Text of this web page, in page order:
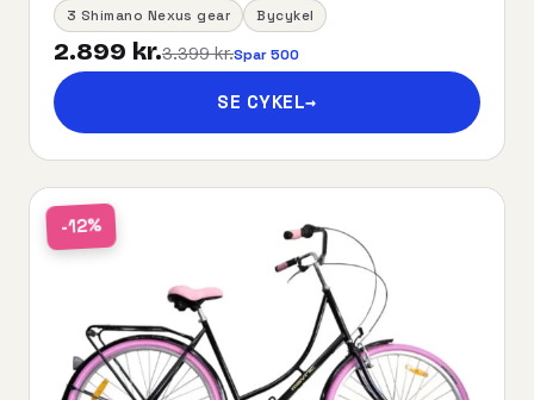
3 Shimano Nexus gear Bycykel
2.899 kr.3.399 kr.Spar 500
SE CYKEL→
-12%